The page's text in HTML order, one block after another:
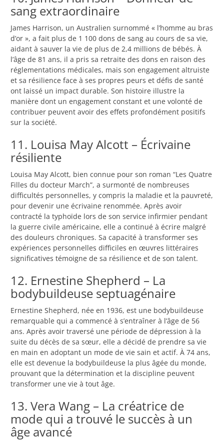
sang extraordinaire
James Harrison, un Australien surnommé « l’homme au bras
d’or », a fait plus de 1 100 dons de sang au cours de sa vie,
aidant à sauver la vie de plus de 2,4 millions de bébés. À
l’âge de 81 ans, il a pris sa retraite des dons en raison des
réglementations médicales, mais son engagement altruiste
et sa résilience face à ses propres peurs et défis de santé
ont laissé un impact durable. Son histoire illustre la
manière dont un engagement constant et une volonté de
contribuer peuvent avoir des effets profondément positifs
sur la société.
11. Louisa May Alcott – Écrivaine
résiliente
Louisa May Alcott, bien connue pour son roman “Les Quatre
Filles du docteur March”, a surmonté de nombreuses
difficultés personnelles, y compris la maladie et la pauvreté,
pour devenir une écrivaine renommée. Après avoir
contracté la typhoïde lors de son service infirmier pendant
la guerre civile américaine, elle a continué à écrire malgré
des douleurs chroniques. Sa capacité à transformer ses
expériences personnelles difficiles en œuvres littéraires
significatives témoigne de sa résilience et de son talent.
12. Ernestine Shepherd – La
bodybuildeuse septuagénaire
Ernestine Shepherd, née en 1936, est une bodybuildeuse
remarquable qui a commencé à s’entraîner à l’âge de 56
ans. Après avoir traversé une période de dépression à la
suite du décès de sa sœur, elle a décidé de prendre sa vie
en main en adoptant un mode de vie sain et actif. À 74 ans,
elle est devenue la bodybuildeuse la plus âgée du monde,
prouvant que la détermination et la discipline peuvent
transformer une vie à tout âge.
13. Vera Wang – La créatrice de
mode qui a trouvé le succès à un
âge avancé